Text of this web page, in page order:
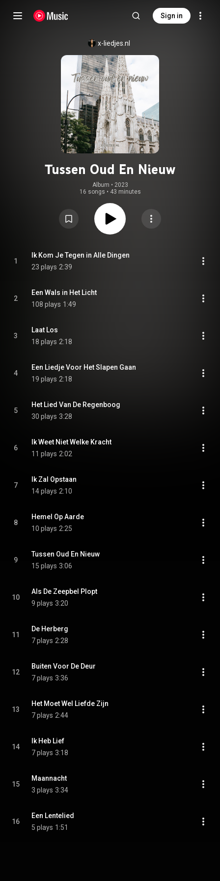
Sign in
x-liedjes.nl
Tussen Oud En Nieuw
Album • 2023
16 songs • 43 minutes
1
Ik Kom Je Tegen in Alle Dingen
23 plays 2:39
2
Een Wals in Het Licht
108 plays 1:49
3
Laat Los
18 plays 2:18
4
Een Liedje Voor Het Slapen Gaan
19 plays 2:18
5
Het Lied Van De Regenboog
30 plays 3:28
6
Ik Weet Niet Welke Kracht
11 plays 2:02
7
Ik Zal Opstaan
14 plays 2:10
8
Hemel Op Aarde
10 plays 2:25
9
Tussen Oud En Nieuw
15 plays 3:06
10
Als De Zeepbel Plopt
9 plays 3:20
11
De Herberg
7 plays 2:28
12
Buiten Voor De Deur
7 plays 3:36
13
Het Moet Wel Liefde Zijn
7 plays 2:44
14
Ik Heb Lief
7 plays 3:18
15
Maannacht
3 plays 3:34
16
Een Lentelied
5 plays 1:51